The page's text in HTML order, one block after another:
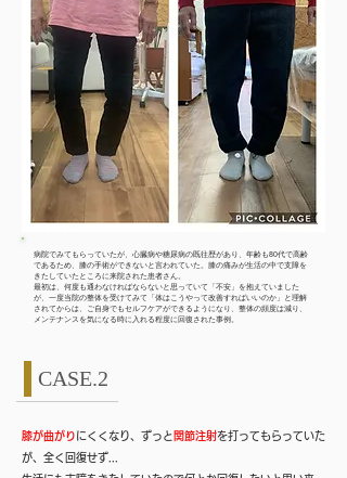
病院でみてもらっていたが、心臓病や糖尿病の既往歴があり、年齢も80代で高齢
であるため、膝の手術ができないと言われていた。膝の痛みが生活の中で支障を
きたしていたところに来院された患者さん。
​最初は、何度も通わなければならないと思っていて「不安」を抱えていました
が、一度当院の整体を受けてみて「体はこうやって改善すればいいのか」と理解
されてからは、ご自身でもセルフケアができるようになり、整体の頻度は減り、
メンテナンスを気になる時に入れる程度に回復された事例。
CASE.2
膝が曲がり にくくなり、ずっと 関節注射を打ってもらっていた
が、全く回復せず...